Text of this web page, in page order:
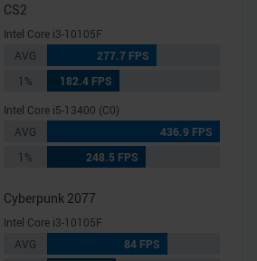
CS2
Intel Core i3-10105F
AVG
277.7 FPS
1%
182.4 FPS
Intel Core i5-13400 (C0)
AVG
436.9 FPS
1%
248.5 FPS
Cyberpunk 2077
Intel Core i3-10105F
AVG
84 FPS